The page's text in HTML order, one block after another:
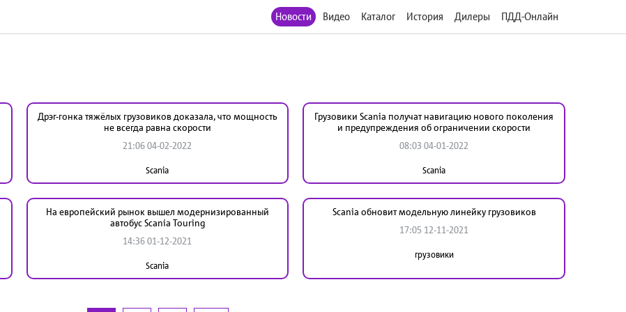
Новости Видео Каталог История Дилеры ПДД-Онлайн
Дрэг-гонка тяжёлых грузовиков доказала, что мощность
не всегда равна скорости
21:06 04-02-2022
Scania
Грузовики Scania получат навигацию нового поколения
и предупреждения об ограничении скорости
08:03 04-01-2022
Scania
На европейский рынок вышел модернизированный
автобус Scania Touring
14:36 01-12-2021
Scania
Scania обновит модельную линейку грузовиков
17:05 12-11-2021
грузовики